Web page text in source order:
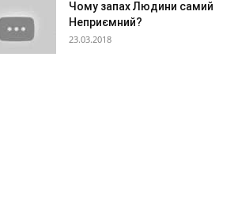
Чому запах Людини самий
Неприємний?
23.03.2018